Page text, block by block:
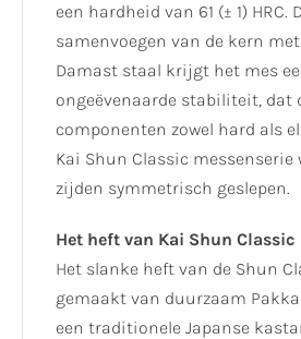
een hardheid van 61 (± 1) HRC.
samenvoegen van de kern
Damast staal krijgt het mes
ongeëvenaarde stabiliteit, dat
componenten zowel hard als
Kai Shun Classic messenserie
zijden symmetrisch geslepen.
Het heft van Kai Shun Classic
Het slanke heft van de Shun
gemaakt van duurzaam
een traditionele Japanse